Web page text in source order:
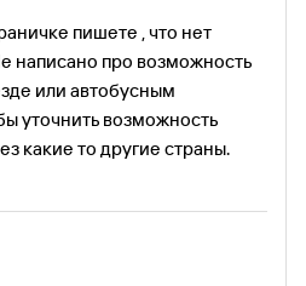
пишете , что нет
написано про возможность
или автобусным
уточнить возможность
какие то другие страны.